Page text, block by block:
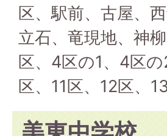
区、駅前、古屋、
立石、竜現地、神
区、4区の1、4区
区、11区、12区、